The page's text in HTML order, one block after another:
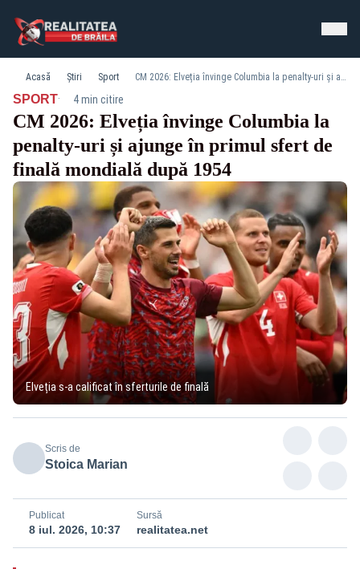
Acasă Știri Sport CM 2026: Elveția învinge Columbia la penalty-uri și ajunge în primul sfert de finală mondială după 1954
SPORT· 4 min citire
CM 2026: Elveția învinge Columbia la
penalty-uri și ajunge în primul sfert de
finală mondială după 1954
Elveția s-a calificat în sferturile de finală
Scris de
Stoica Marian
Publicat
8 iul. 2026, 10:37
Sursă
realitatea.net